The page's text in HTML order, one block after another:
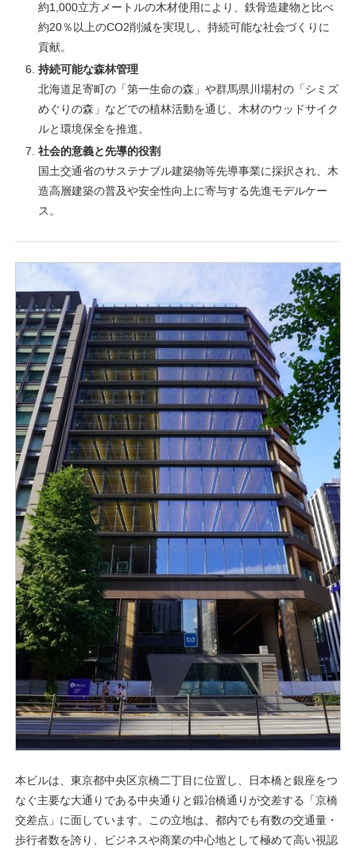
約1,000立方メートルの木材使用により、鉄骨造建物と比べ
約20％以上のCO2削減を実現し、持続可能な社会づくりに
貢献。
持続可能な森林管理
北海道足寄町の「第一生命の森」や群馬県川場村の「シミズ
めぐりの森」などでの植林活動を通じ、木材のウッドサイク
ルと環境保全を推進。
社会的意義と先導的役割
国土交通省のサステナブル建築物等先導事業に採択され、木
造高層建築の普及や安全性向上に寄与する先進モデルケー
ス。
本ビルは、東京都中央区京橋二丁目に位置し、日本橋と銀座をつ
なぐ主要な大通りである中央通りと鍛冶橋通りが交差する「京橋
交差点」に面しています。この立地は、都内でも有数の交通量・
歩行者数を誇り、ビジネスや商業の中心地として極めて高い視認